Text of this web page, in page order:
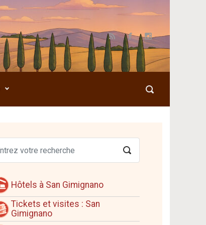
Hôtels à San Gimignano
Tickets et visites : San
Gimignano